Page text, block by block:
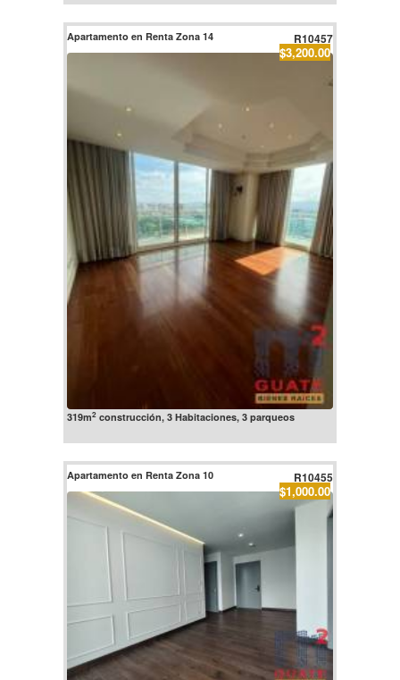
Apartamento en Renta Zona 14 R10457
$3,200.00
319m2construcción, 3 Habitaciones, 3 parqueos
Apartamento en Renta Zona 10 R10455
$1,000.00